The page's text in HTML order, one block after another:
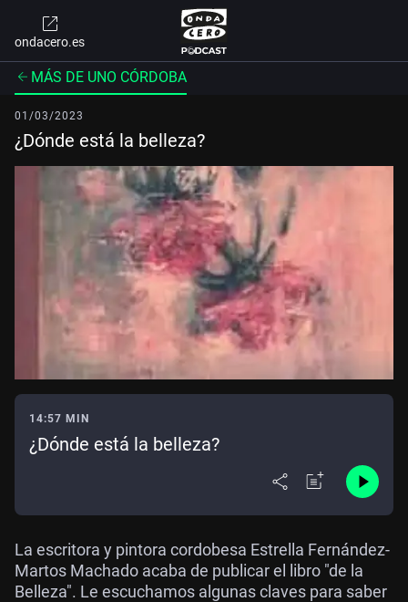
ondacero.es
MÁS DE UNO CÓRDOBA
01/03/2023
¿Dónde está la belleza?
14:57 MIN
¿Dónde está la belleza?
La escritora y pintora cordobesa Estrella Fernández-
Martos Machado acaba de publicar el libro "de la
Belleza". Le escuchamos algunas claves para saber